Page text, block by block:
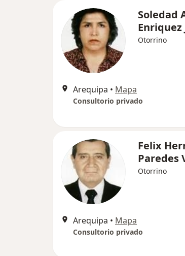
Soledad
Enriquez
Otorrino
Arequipa • Mapa
Consultorio privado
Felix
Paredes
Otorrino
Arequipa • Mapa
Consultorio privado